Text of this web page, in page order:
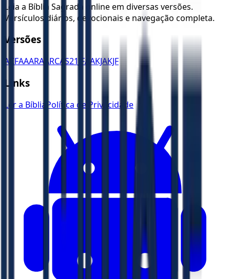
Leia a Bíblia Sagrada online em diversas versões.
Versículos diários, devocionais e navegação completa.
Versões
ACFAAARA ARCAS21 JFAAKJAKJF
Links
Ler a Bíblia Política de Privacidade